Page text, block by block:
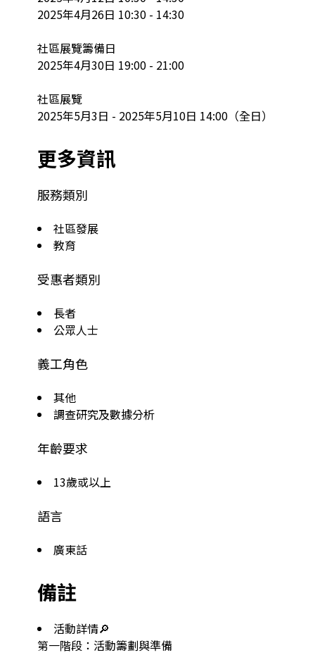
2025年4月26日 10:30 - 14:30
社區展覽籌備日
2025年4月30日 19:00 - 21:00
社區展覽
2025年5月3日 - 2025年5月10日 14:00（全日）
更多資訊
服務類別
社區發展
教育
受惠者類別
長者
公眾人士
義工角色
其他
調查研究及數據分析
年齡要求
13歲或以上
語言
廣東話
備註
活動詳情🔎
第一階段：活動籌劃與準備